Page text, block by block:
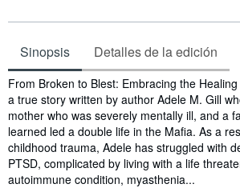
Sinopsis Detalles de la edición
Sinopsis
From Broken to Blest: Embracing the
a true story written by author Adele M. Gill
mother who was severely mentally ill, and a
learned led a double life in the Mafia. As a
childhood trauma, Adele has struggled with
PTSD, complicated by living with a life
autoimmune condition, myasthenia...